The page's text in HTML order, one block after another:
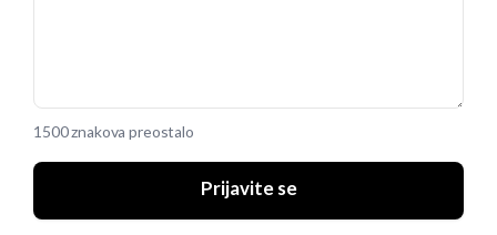
1500 znakova preostalo
Prijavite se